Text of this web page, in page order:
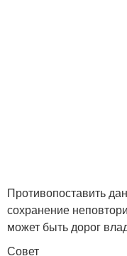
Противопоставить
сохранение
может быть дорог
Совет